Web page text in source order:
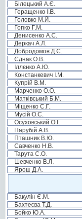
Білецький А.Є.
Геращенко І.В.
Головко М.Й.
Гопко Г.М.
Денисенко А.С.
Деркач А.Л.
Добродомов Д.Є.
Єднак О.В.
Іллєнко А.Ю.
Констанкевич І.М.
Купрій В.М.
Марченко О.О.
Матківський Б.М.
Міщенко С.Г.
Мусій О.С.
Осуховський О.І.
Парубій А.В.
Пташник В.Ю.
Савченко Н.В.
Тарута С.О.
Шевченко В.Л.
Ярош Д.А.
Бакулін Є.М.
Бахтеєва Т.Д.
Бойко Ю.А.